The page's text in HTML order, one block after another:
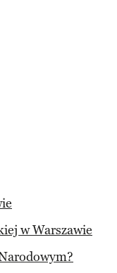
w Warszawie